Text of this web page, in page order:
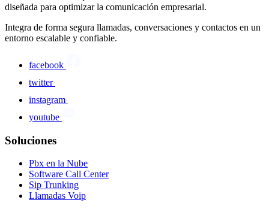
diseñada para optimizar la comunicación empresarial.
Integra de forma segura llamadas, conversaciones y contactos en un
entorno escalable y confiable.
facebook
twitter
instagram
youtube
Soluciones
Pbx en la Nube
Software Call Center
Sip Trunking
Llamadas Voip